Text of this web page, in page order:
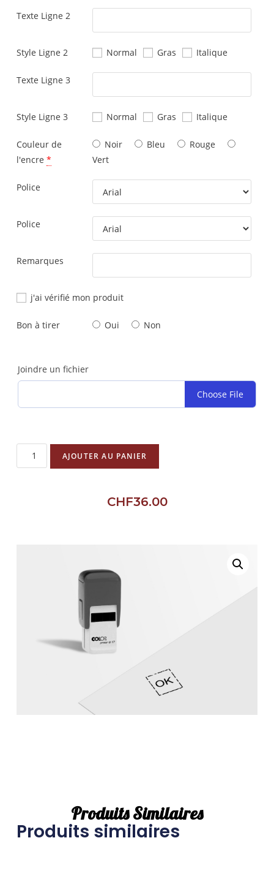
Texte Ligne 2
Style Ligne 2 Normal Gras Italique
Texte Ligne 3
Style Ligne 3 Normal Gras Italique
Couleur de
l'encre *
Noir Bleu
Rouge
Vert
Police
Police
Remarques
j'ai vérifié mon produit
Bon à tirer Oui Non
Joindre un fichier
Choose File
AJOUTER AU PANIER
CHF36.00
Produits Similaires
Produits similaires